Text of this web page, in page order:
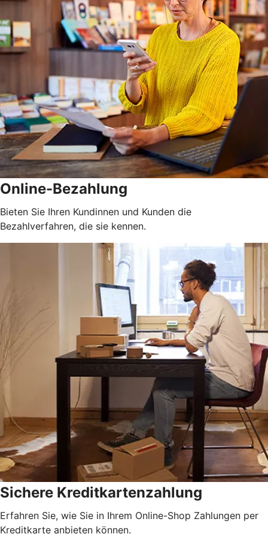
Online-Bezahlung
Bieten Sie Ihren Kundinnen und Kunden die
Bezahlverfahren, die sie kennen.
Sichere Kreditkartenzahlung
Erfahren Sie, wie Sie in Ihrem Online-Shop Zahlungen per
Kreditkarte anbieten können.